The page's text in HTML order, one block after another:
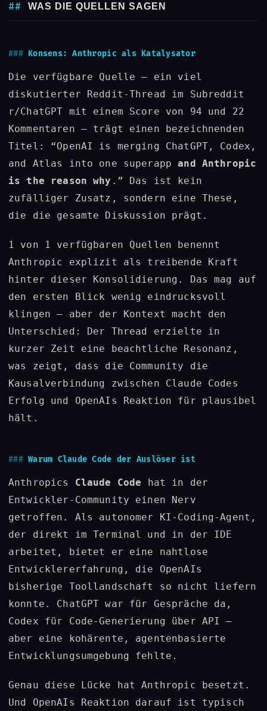
WAS DIE QUELLEN SAGEN
Konsens: Anthropic als Katalysator
Die verfügbare Quelle – ein viel
diskutierter Reddit-Thread im Subreddit
r/ChatGPT mit einem Score von 94 und 22
Kommentaren – trägt einen bezeichnenden
Titel: “OpenAI is merging ChatGPT, Codex,
and Atlas into one superappand Anthropic
is the reason why .” Das ist kein
zufälliger Zusatz, sondern eine These,
die die gesamte Diskussion prägt.
1 von 1 verfügbaren Quellen benennt
Anthropic explizit als treibende Kraft
hinter dieser Konsolidierung. Das mag auf
den ersten Blick wenig eindrucksvoll
klingen – aber der Kontext macht den
Unterschied: Der Thread erzielte in
kurzer Zeit eine beachtliche Resonanz,
was zeigt, dass die Community die
Kausalverbindung zwischen Claude Codes
Erfolg und OpenAIs Reaktion für plausibel
hält.
Warum Claude Code der Auslöser ist
Anthropics Claude Code hat in der
Entwickler-Community einen Nerv
getroffen. Als autonomer KI-Coding-Agent,
der direkt im Terminal und in der IDE
arbeitet, bietet er eine nahtlose
Entwicklererfahrung, die OpenAIs
bisherige Toollandschaft so nicht liefern
konnte. ChatGPT war für Gespräche da,
Codex für Code-Generierung über API –
aber eine kohärente, agentenbasierte
Entwicklungsumgebung fehlte.
Genau diese Lücke hat Anthropic besetzt.
Und OpenAIs Reaktion darauf ist typisch